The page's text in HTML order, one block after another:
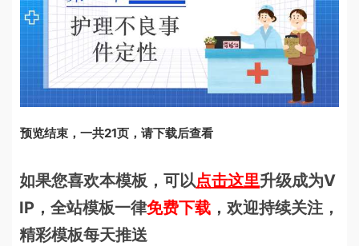
预览结束，一共21页，请下载后查看
如果您喜欢本模板，可以点击这里升级成为V
IP，全站模板一律免费下载 ，欢迎持续关注，
精彩模板每天推送